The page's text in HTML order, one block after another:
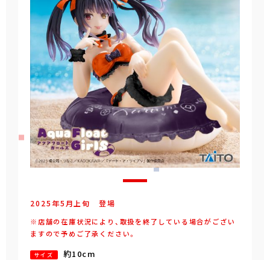
2025年5 月 上旬 登場
※店舗の在庫状況により、取扱を終了している場合がござい
ますので予めご了承ください。
サイズ 約10cm